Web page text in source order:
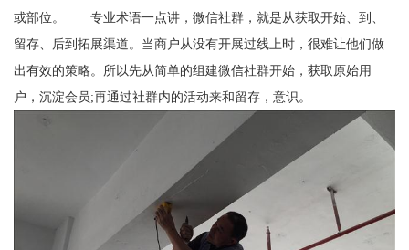
或部位。 专业术语一点讲，微信社群，就是从获取开始、到、
留存、后到拓展渠道。当商户从没有开展过线上时，很难让他们做
出有效的策略。所以先从简单的组建微信社群开始，获取原始用
户，沉淀会员;再通过社群内的活动来和留存，意识。